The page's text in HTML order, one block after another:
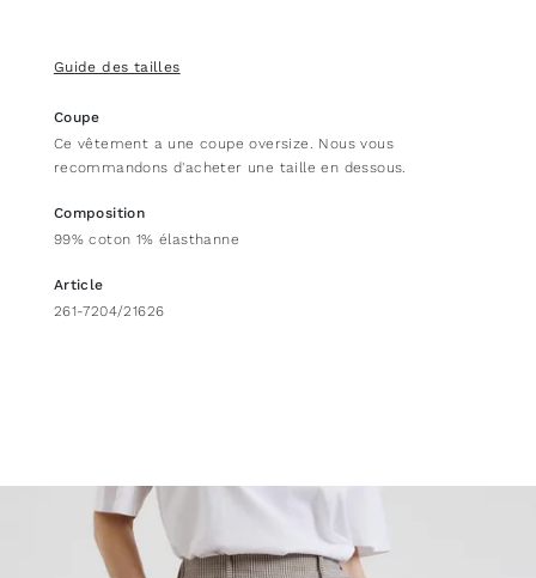
Guide des tailles
Coupe
Ce vêtement a une coupe oversize. Nous vous
recommandons d'acheter une taille en dessous.
Composition
99% coton 1% élasthanne
Article
261-7204/21626